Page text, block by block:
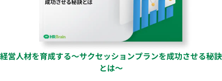
経営人材を育成する〜サクセッションプランを成功させる秘訣
とは〜